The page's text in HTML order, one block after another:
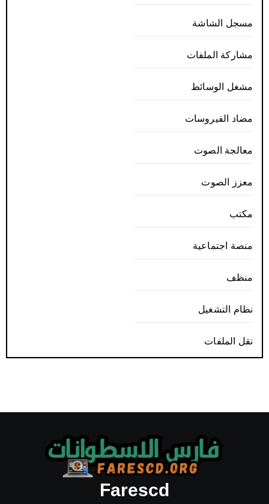
مسجل الشاشة
مشاركة الملفات
مشغل الوسائط
مضاد الفيروسات
معالجة الصوت
معزز الصوت
مكتب
منصة اجتماعية
منظف
نظام التشغيل
نقل الملفات
Farescd